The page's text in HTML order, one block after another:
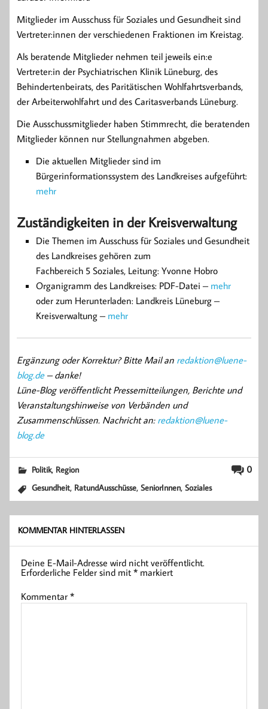
Mitglieder im Ausschuss für Soziales und Gesundheit sind
Vertreter:innen der verschiedenen Fraktionen im Kreistag.
Als beratende Mitglieder nehmen teil jeweils ein:e
Vertreter:in der Psychiatrischen Klinik Lüneburg, des
Behindertenbeirats, des Paritätischen Wohlfahrtsverbands,
der Arbeiterwohlfahrt und des Caritasverbands Lüneburg.
Die Ausschussmitglieder haben Stimmrecht, die beratenden
Mitglieder können nur Stellungnahmen abgeben.
Die aktuellen Mitglieder sind im
Bürgerinformationssystem des Landkreises aufgeführt:
mehr
Zuständigkeiten in der Kreisverwaltung
Die Themen im Ausschuss für Soziales und Gesundheit
des Landkreises gehören zum
Fachbereich 5 Soziales, Leitung: Yvonne Hobro
Organigramm des Landkreises: PDF-Datei – mehr
oder zum Herunterladen: Landkreis Lüneburg –
Kreisverwaltung – mehr
Ergänzung oder Korrektur? Bitte Mail an redaktion@luene-
blog.de– danke!
Lüne-Blog veröffentlicht Pressemitteilungen, Berichte und
Veranstaltungshinweise von Verbänden und
Zusammenschlüssen. Nachricht an: redaktion@luene-
blog.de
0
Politik, Region
Gesundheit, RatundAusschüsse,SeniorInnen,Soziales
KOMMENTAR HINTERLASSEN
Deine E-Mail-Adresse wird nicht veröffentlicht.
Erforderliche Felder sind mit* markiert
Kommentar*